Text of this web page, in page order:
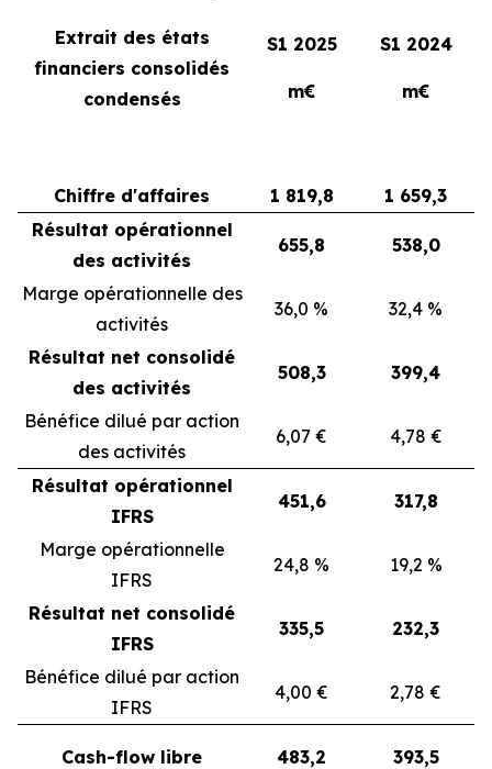
Extrait des états
financiers consolidés
condensés
S1 2025 S1 2024
m€ m€
Chiffre d'affaires 1 819,8
1 659,3
Résultat opérationnel
des activités
655,8 538,0
Marge opérationnelle des
activités
36,0 % 32,4 %
Résultat net consolidé
des activités
508,3 399,4
Bénéfice dilué par action
des activités
6,07 € 4,78 €
Résultat opérationnel
IFRS
451,6 317,8
Marge opérationnelle
IFRS
24,8 % 19,2 %
Résultat net consolidé
IFRS
335,5 232,3
Bénéfice dilué par action
IFRS
4,00 € 2,78 €
Cash-flow libre 483,2 393,5